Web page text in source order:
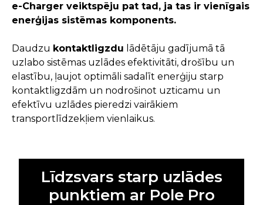
e-Charger veiktspēju pat tad, ja tas ir vienīgais
enerģijas sistēmas komponents.
Daudzu kontaktligzdu lādētāju gadījumā tā
uzlabo sistēmas uzlādes efektivitāti, drošību un
elastību, ļaujot optimāli sadalīt enerģiju starp
kontaktligzdām un nodrošinot uzticamu un
efektīvu uzlādes pieredzi vairākiem
transportlīdzekļiem vienlaikus.
Līdzsvars starp uzlādes
punktiem ar Pole Pro